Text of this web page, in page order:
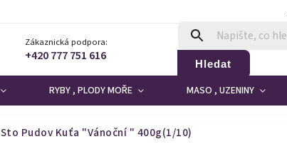
Zákaznická podpora:
+420 777 751 616 Hledat
RYBY , PLODY MOŘE MASO , UZENINY
Sto Pudov Kuťa "Vánoční " 400g(1/10)